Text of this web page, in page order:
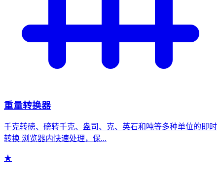
重量转换器
千克转磅、磅转千克、盎司、克、英石和吨等多种单位的即时
转换 浏览器内快速处理，保...
★